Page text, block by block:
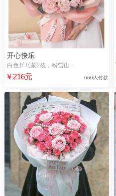
开心快乐
白色乒乓菊2枝，粉雪山··
￥216元 666人付款